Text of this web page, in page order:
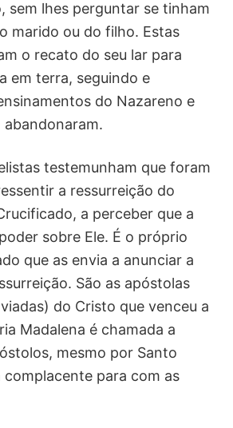
sem lhes perguntar se tinham
marido ou do filho. Estas
o recato do seu lar para
em terra, seguindo e
do Nazareno e
testemunham que foram
a ressurreição do
a perceber que a
sobre Ele. É o próprio
que as envia a anunciar a
São as apóstolas
do Cristo que venceu a
Madalena é chamada a
mesmo por Santo
para com as